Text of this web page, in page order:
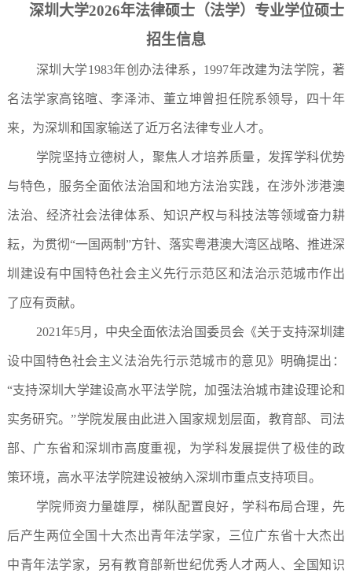
深圳大学2026年法律硕士 （法学） 专业学位硕士
招生信息
深圳大学1983年创办法律系，1997年改建为法学院，著
名法学家高铭暄、李泽沛、董立坤曾担任院系领导，四十年
来，为深圳和国家输送了近万名法律专业人才。
学院坚持立德树人，聚焦人才培养质量，发挥学科优势
与特色，服务全面依法治国和地方法治实践，在涉外涉港澳
法治、经济社会法律体系、知识产权与科技法等领域奋力耕
耘，为贯彻“一国两制”方针、落实粤港澳大湾区战略、推进深
圳建设有中国特色社会主义先行示范区和法治示范城市作出
了应有贡献。
2021年5月，中央全面依法治国委员会《关于支持深圳建
设中国特色社会主义法治先行示范城市的意见》明确提出：
“支持深圳大学建设高水平法学院，加强法治城市建设理论和
实务研究。”学院发展由此进入国家规划层面，教育部、司法
部、广东省和深圳市高度重视，为学科发展提供了极佳的政
策环境，高水平法学院建设被纳入深圳市重点支持项目。
学院师资力量雄厚，梯队配置良好，学科布局合理，先
后产生两位全国十大杰出青年法学家，三位广东省十大杰出
中青年法学家，另有教育部新世纪优秀人才两人、全国知识